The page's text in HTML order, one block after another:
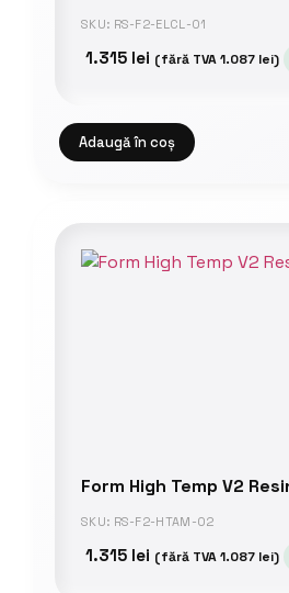
SKU: RS-F2-ELCL-01
1.315 lei (fără TVA1.087 lei)
Adaugă în coș
Form High Temp V2
SKU: RS-F2-HTAM-02
1.315 lei (fără TVA1.087 lei)